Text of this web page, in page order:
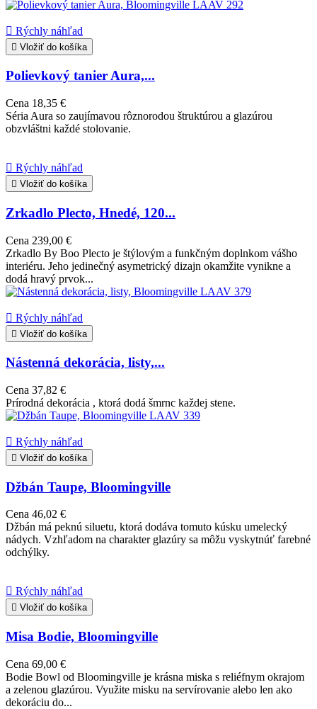
 Rýchly náhľad
 Vložiť do košíka
Polievkový tanier Aura,...
Cena 18,35 €
Séria Aura so zaujímavou rôznorodou štruktúrou a glazúrou
obzvláštni každé stolovanie.
 Rýchly náhľad
 Vložiť do košíka
Zrkadlo Plecto, Hnedé, 120...
Cena 239,00 €
Zrkadlo By Boo Plecto je štýlovým a funkčným doplnkom vášho
interiéru. Jeho jedinečný asymetrický dizajn okamžite vynikne a
dodá hravý prvok...
 Rýchly náhľad
 Vložiť do košíka
Nástenná dekorácia, listy,...
Cena 37,82 €
Prírodná dekorácia , ktorá dodá šmrnc každej stene.
 Rýchly náhľad
 Vložiť do košíka
Džbán Taupe, Bloomingville
Cena 46,02 €
Džbán má peknú siluetu, ktorá dodáva tomuto kúsku umelecký
nádych. Vzhľadom na charakter glazúry sa môžu vyskytnúť farebné
odchýlky.
 Rýchly náhľad
 Vložiť do košíka
Misa Bodie, Bloomingville
Cena 69,00 €
Bodie Bowl od Bloomingville je krásna miska s reliéfnym okrajom
a zelenou glazúrou. Využite misku na servírovanie alebo len ako
dekoráciu do...